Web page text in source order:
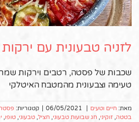
לזניה טבעונית עם ירקות
שכבות של פסטה, רטבים וירקות
טעימה וצבעונית מהמטבח האיטלקי
מאת: חיים וטעים 06/05/2021 קטגוריות: פסטה
בטטה, זוקיני, חג שבועות טבעוני, חציל, טבעוני, טופו,